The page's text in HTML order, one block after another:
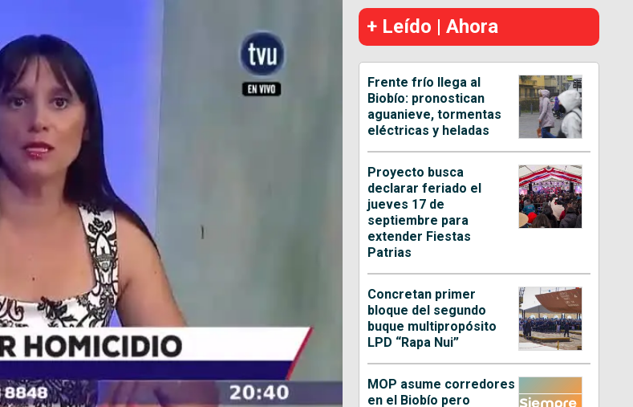
+ Leído | Ahora
Frente frío llega al
Biobío: pronostican
aguanieve, tormentas
eléctricas y heladas
Proyecto busca
declarar feriado el
jueves 17 de
septiembre para
extender Fiestas
Patrias
Concretan primer
bloque del segundo
buque multipropósito
LPD “Rapa Nui”
MOP asume corredores
en el Biobío pero